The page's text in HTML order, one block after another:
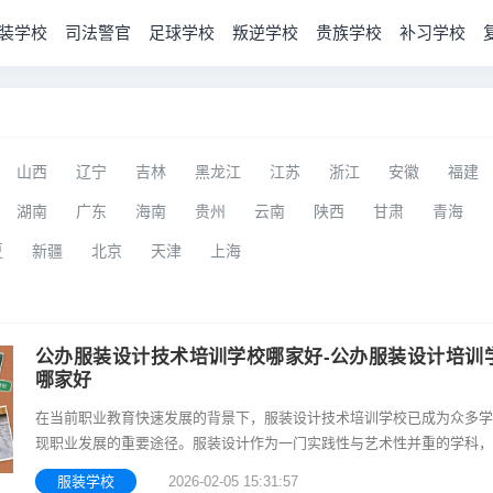
学校 司法警官 足球学校 叛逆学校 贵族学校 补习学校
山西 辽宁 吉林 黑龙江 江苏 浙江 安徽 福建
湖南 广东 海南 贵州 云南 陕西 甘肃 青海
新疆 北京 天津 上海
公办服装设计技术培训学校哪家好-公办服装设计培训
哪家好
在当前职业教育快速发展的背景下，服装设计技术培训学校已成为众多
现职业发展的重要途径。服装设计作为一门实践性与艺术性并重的学科
涉及设计理论与技法，还要求学员具备良好的审美能力与创新能力。随
服装学校 2026-02-05 15:31:57